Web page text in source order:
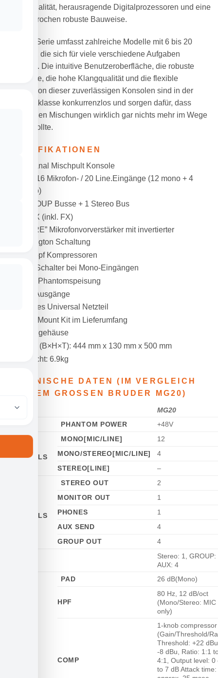
Studioqualität, herausragende Digitalprozessoren und eine
ausgesprochen robuste Bauweise.
Die MG-Serie umfasst zahlreiche Modelle mit 6 bis 20
Kanälen, die sich für viele verschiedene Aufgaben
anbieten. Die intuitive Benutzeroberfläche, die robuste
Bauweise, die hohe Klangqualität und die flexible
Konzeption dieser zuverlässigen Konsolen sind in der
Kompaktklasse konkurrenzlos und sorgen dafür, dass
großartigen Mischungen wirklich gar nichts mehr im Wege
stehen sollte.
SPEZIFIKATIONEN
20-Kanal Mischpult Konsole
Max. 16 Mikrofon- / 20 Line.Eingänge (12 mono + 4
stereo)
4 GROUP Busse + 1 Stereo Bus
4 AUX (inkl. FX)
“D-PRE” Mikrofonvorverstärker mit invertierter
Darlington Schaltung
1-Knopf Kompressoren
PAD Schalter bei Mono-Eingängen
+48V Phantomspeisung
XLR Ausgänge
Internes Universal Netzteil
Rack Mount Kit im Lieferumfang
Metallgehäuse
Maße (B×H×T): 444 mm x 130 mm x 500 mm
Gewicht: 6.9kg
TECHNISCHE DATEN (IM VERGLEICH
MIT DEM GROSSEN BRUDER MG20)
MG20
PHANTOM POWER +48V
CHANNELS
MONO[MIC/LINE]
12
MONO/STEREO[MIC/LINE]
4
STEREO[LINE]
–
CHANNELS
STEREO OUT
2
MONITOR OUT
1
PHONES
1
AUX SEND
4
GROUP OUT
4
Stereo: 1, GROUP:
AUX: 4
PAD
26 dB(Mono)
HPF
80 Hz, 12 dB/oct
(Mono/Stereo: MIC
only)
COMP
1-knob compressor
(Gain/Threshold/
Threshold: +22
-8 dBu, Ratio: 1:1
4:1, Output level: 0
to 7 dB Attack time: